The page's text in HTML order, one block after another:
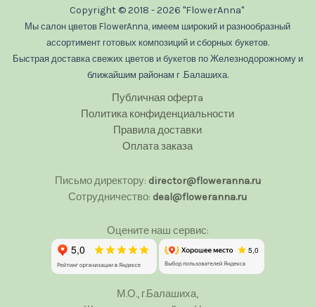
Copyright © 2018 - 2026 "FlowerAnna"
Мы салон цветов FlowerAnna, имеем широкий и разнообразный
ассортимент готовых композиций и сборных букетов.
Быстрая доставка свежих цветов и букетов по Железнодорожному и
ближайшим районам г .Балашиха.
Публичная офертa
Политика конфиденциальности
Правила доставки
Оплата заказа
Письмо директору: director@floweranna.ru
Сотрудничество: deal@floweranna.ru
Оцените наш сервис:
М.О., г.Балашиха,